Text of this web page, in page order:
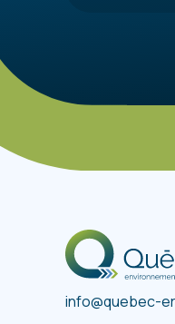
info@quebec-